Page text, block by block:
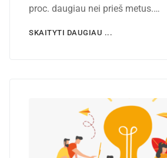
proc. daugiau nei prieš metus.…
SKAITYTI DAUGIAU ...